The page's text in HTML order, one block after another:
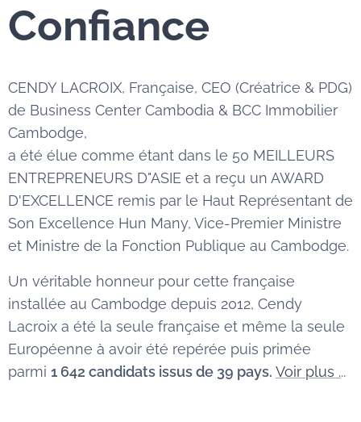
Confiance
CENDY LACROIX, Française, CEO (Créatrice & PDG)
de Business Center Cambodia & BCC Immobilier
Cambodge,
a été élue comme étant dans le 50 MEILLEURS
ENTREPRENEURS D"ASIE et a reçu un AWARD
D'EXCELLENCE remis par le Haut Représentant de
Son Excellence Hun Many, Vice-Premier Ministre
et Ministre de la Fonction Publique au Cambodge.
Un véritable honneur pour cette française
installée au Cambodge depuis 2012, Cendy
Lacroix a été la seule française et même la seule
Européenne à avoir été repérée puis primée
parmi 1 642 candidats issus de 39 pays. Voir plus ...